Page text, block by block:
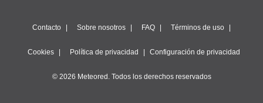
Contacto Sobre nosotros FAQ Términos de uso
Cookies Política de privacidad Configuración de privacidad
© 2026 Meteored. Todos los derechos reservados